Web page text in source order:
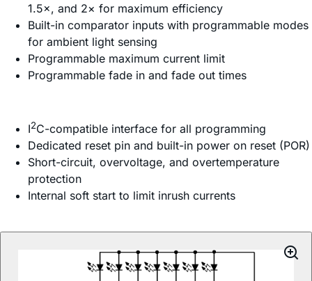
1.5×, and 2× for maximum efficiency
Built-in comparator inputs with programmable modes
for ambient light sensing
Programmable maximum current limit
Programmable fade in and fade out times
I2C-compatible interface for all programming
Dedicated reset pin and built-in power on reset (POR)
Short-circuit, overvoltage, and overtemperature
protection
Internal soft start to limit inrush currents